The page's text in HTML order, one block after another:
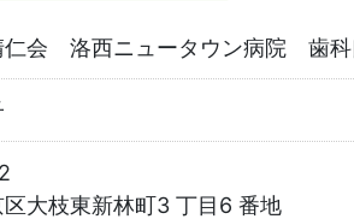
仁会 洛西ニュータウン病院 歯科
大枝東新林町3 丁目6 番地